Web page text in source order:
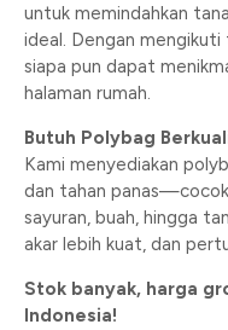
untuk memindahkan
ideal. Dengan
siapa pun dapat
halaman rumah.
Butuh Polybag
Kami menyediakan
dan tahan
sayuran, buah, hingga
akar lebih kuat, dan
Stok banyak, harga
Indonesia!